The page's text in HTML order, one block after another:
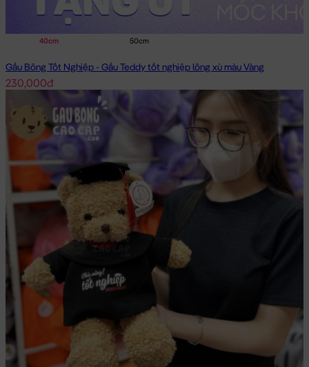
40cm 50cm
Gấu Bông Tốt Nghiệp - Gấu Teddy tốt nghiệp lông xù màu Vàng
230,000đ